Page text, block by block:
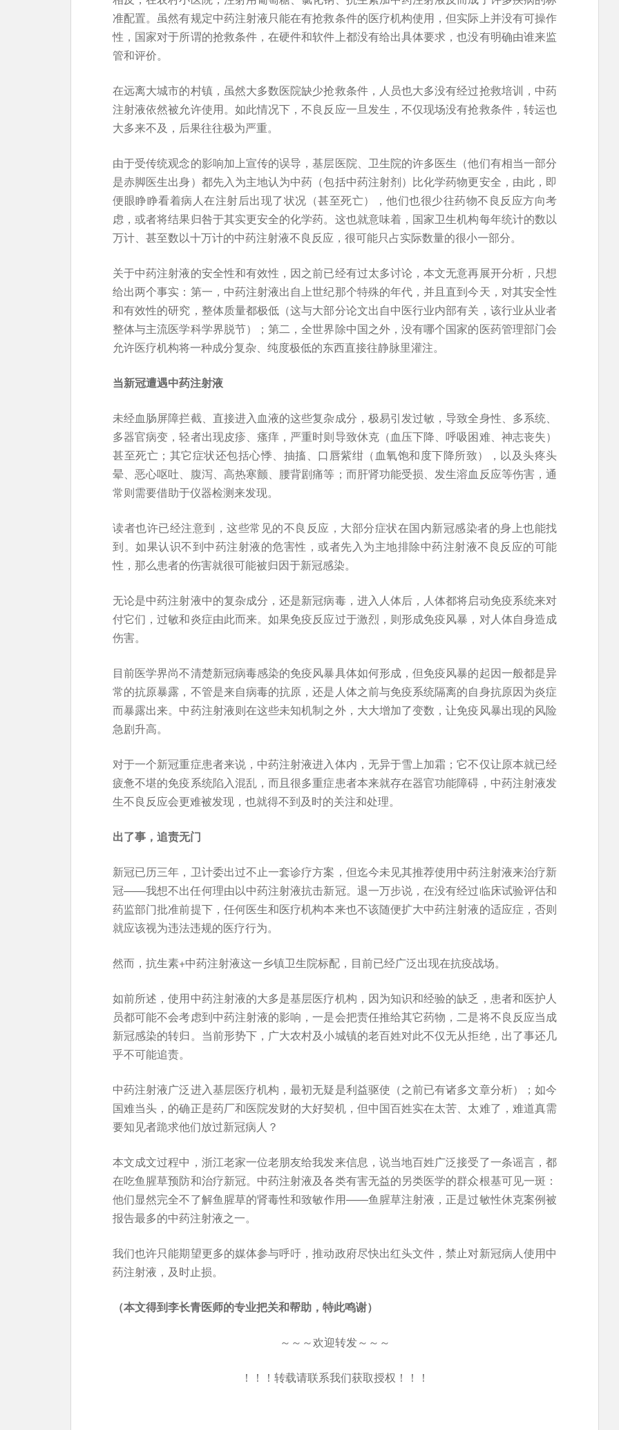
准配置。虽然有规定中药注射液只能在有抢救条件的医疗机构使用，但实际上并没有可操作
性，国家对于所谓的抢救条件，在硬件和软件上都没有给出具体要求，也没有明确由谁来监
管和评价。
在远离大城市的村镇，虽然大多数医院缺少抢救条件，人员也大多没有经过抢救培训，中药
注射液依然被允许使用。如此情况下，不良反应一旦发生，不仅现场没有抢救条件，转运也
大多来不及，后果往往极为严重。
由于受传统观念的影响加上宣传的误导，基层医院、卫生院的许多医生（他们有相当一部分
是赤脚医生出身）都先入为主地认为中药（包括中药注射剂）比化学药物更安全，由此，即
便眼睁睁看着病人在注射后出现了状况（甚至死亡），他们也很少往药物不良反应方向考
虑，或者将结果归咎于其实更安全的化学药。这也就意味着，国家卫生机构每年统计的数以
万计、甚至数以十万计的中药注射液不良反应，很可能只占实际数量的很小一部分。
关于中药注射液的安全性和有效性，因之前已经有过太多讨论，本文无意再展开分析，只想
给出两个事实：第一，中药注射液出自上世纪那个特殊的年代，并且直到今天，对其安全性
和有效性的研究，整体质量都极低（这与大部分论文出自中医行业内部有关，该行业从业者
整体与主流医学科学界脱节）；第二，全世界除中国之外，没有哪个国家的医药管理部门会
允许医疗机构将一种成分复杂、纯度极低的东西直接往静脉里灌注。
当新冠遭遇中药注射液
未经血肠屏障拦截、直接进入血液的这些复杂成分，极易引发过敏，导致全身性、多系统、
多器官病变，轻者出现皮疹、瘙痒，严重时则导致休克（血压下降、呼吸困难、神志丧失）
甚至死亡；其它症状还包括心悸、抽搐、口唇紫绀（血氧饱和度下降所致），以及头疼头
晕、恶心呕吐、腹泻、高热寒颤、腰背剧痛等；而肝肾功能受损、发生溶血反应等伤害，通
常则需要借助于仪器检测来发现。
读者也许已经注意到，这些常见的不良反应，大部分症状在国内新冠感染者的身上也能找
到。如果认识不到中药注射液的危害性，或者先入为主地排除中药注射液不良反应的可能
性，那么患者的伤害就很可能被归因于新冠感染。
无论是中药注射液中的复杂成分，还是新冠病毒，进入人体后，人体都将启动免疫系统来对
付它们，过敏和炎症由此而来。如果免疫反应过于激烈，则形成免疫风暴，对人体自身造成
伤害。
目前医学界尚不清楚新冠病毒感染的免疫风暴具体如何形成，但免疫风暴的起因一般都是异
常的抗原暴露，不管是来自病毒的抗原，还是人体之前与免疫系统隔离的自身抗原因为炎症
而暴露出来。中药注射液则在这些未知机制之外，大大增加了变数，让免疫风暴出现的风险
急剧升高。
对于一个新冠重症患者来说，中药注射液进入体内，无异于雪上加霜；它不仅让原本就已经
疲惫不堪的免疫系统陷入混乱，而且很多重症患者本来就存在器官功能障碍，中药注射液发
生不良反应会更难被发现，也就得不到及时的关注和处理。
出了事， 追责无门
新冠已历三年，卫计委出过不止一套诊疗方案，但迄今未见其推荐使用中药注射液来治疗新
冠——我想不出任何理由以中药注射液抗击新冠。退一万步说，在没有经过临床试验评估和
药监部门批准前提下，任何医生和医疗机构本来也不该随便扩大中药注射液的适应症，否则
就应该视为违法违规的医疗行为。
然而，抗生素+中药注射液这一乡镇卫生院标配，目前已经广泛出现在抗疫战场。
如前所述，使用中药注射液的大多是基层医疗机构，因为知识和经验的缺乏，患者和医护人
员都可能不会考虑到中药注射液的影响，一是会把责任推给其它药物，二是将不良反应当成
新冠感染的转归。当前形势下，广大农村及小城镇的老百姓对此不仅无从拒绝，出了事还几
乎不可能追责。
中药注射液广泛进入基层医疗机构，最初无疑是利益驱使（之前已有诸多文章分析）；如今
国难当头，的确正是药厂和医院发财的大好契机，但中国百姓实在太苦、太难了，难道真需
要知见者跪求他们放过新冠病人？
本文成文过程中，浙江老家一位老朋友给我发来信息，说当地百姓广泛接受了一条谣言，都
在吃鱼腥草预防和治疗新冠。中药注射液及各类有害无益的另类医学的群众根基可见一斑：
他们显然完全不了解鱼腥草的肾毒性和致敏作用——鱼腥草注射液，正是过敏性休克案例被
报告最多的中药注射液之一。
我们也许只能期望更多的媒体参与呼吁，推动政府尽快出红头文件，禁止对新冠病人使用中
药注射液，及时止损。
（本文得到李长青医师的专业把关和帮助 ，特此鸣谢）
～～～欢迎转发～～～
！！！转载请联系我们获取授权！！！